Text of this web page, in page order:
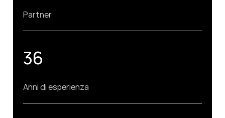
Partner
36
Anni di esperienza